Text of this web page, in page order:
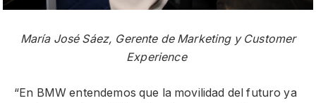
María José Sáez, Gerente de Marketing y Customer
Experience
“En BMW entendemos que la movilidad del futuro ya